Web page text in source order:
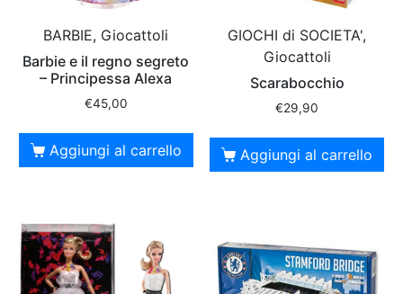
BARBIE, Giocattoli
Barbie e il regno segreto
– Principessa Alexa
€45,00
Aggiungi al carrello
GIOCHI di SOCIETA',
Giocattoli
Scarabocchio
€29,90
Aggiungi al carrello